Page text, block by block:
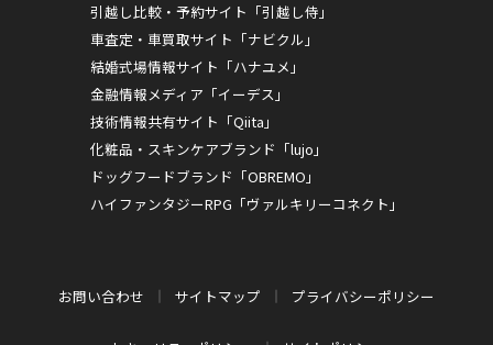
引越し比較・予約サイト「引越し侍」
車査定・車買取サイト「ナビクル」
結婚式場情報サイト「ハナユメ」
金融情報メディア「イーデス」
技術情報共有サイト「Qiita」
化粧品・スキンケアブランド「lujo」
ドッグフードブランド「OBREMO」
ハイファンタジーRPG「ヴァルキリーコネクト」
お問い合わせ サイトマップ プライバシーポリシー